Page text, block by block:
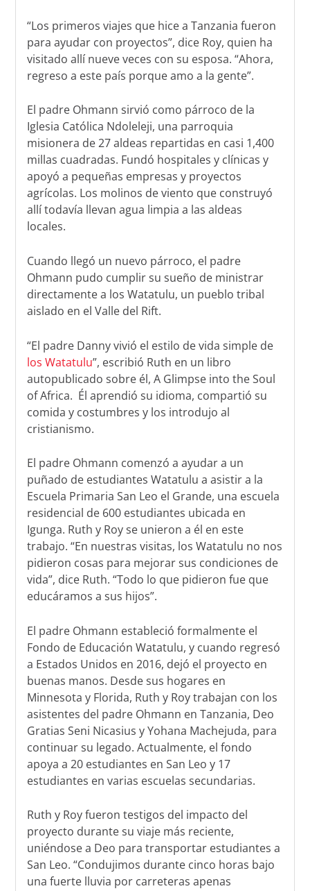
“Los primeros viajes que hice a Tanzania fueron
para ayudar con proyectos”, dice Roy, quien ha
visitado allí nueve veces con su esposa. “Ahora,
regreso a este país porque amo a la gente”.
El padre Ohmann sirvió como párroco de la
Iglesia Católica Ndoleleji, una parroquia
misionera de 27 aldeas repartidas en casi 1,400
millas cuadradas. Fundó hospitales y clínicas y
apoyó a pequeñas empresas y proyectos
agrícolas. Los molinos de viento que construyó
allí todavía llevan agua limpia a las aldeas
locales.
Cuando llegó un nuevo párroco, el padre
Ohmann pudo cumplir su sueño de ministrar
directamente a los Watatulu, un pueblo tribal
aislado en el Valle del Rift.
“El padre Danny vivió el estilo de vida simple de
los Watatulu”, escribió Ruth en un libro
autopublicado sobre él,A Glimpse into the Soul
of Africa. Él aprendió su idioma, compartió su
comida y costumbres y los introdujo al
cristianismo.
El padre Ohmann comenzó a ayudar a un
puñado de estudiantes Watatulu a asistir a la
Escuela Primaria San Leo el Grande, una escuela
residencial de 600 estudiantes ubicada en
Igunga. Ruth y Roy se unieron a él en este
trabajo. “En nuestras visitas, los Watatulu no nos
pidieron cosas para mejorar sus condiciones de
vida”, dice Ruth. “Todo lo que pidieron fue que
educáramos a sus hijos”.
El padre Ohmann estableció formalmente el
Fondo de Educación Watatulu, y cuando regresó
a Estados Unidos en 2016, dejó el proyecto en
buenas manos. Desde sus hogares en
Minnesota y Florida, Ruth y Roy trabajan con los
asistentes del padre Ohmann en Tanzania, Deo
Gratias Seni Nicasius y Yohana Machejuda, para
continuar su legado. Actualmente, el fondo
apoya a 20 estudiantes en San Leo y 17
estudiantes en varias escuelas secundarias.
Ruth y Roy fueron testigos del impacto del
proyecto durante su viaje más reciente,
uniéndose a Deo para transportar estudiantes a
San Leo. “Condujimos durante cinco horas bajo
una fuerte lluvia por carreteras apenas